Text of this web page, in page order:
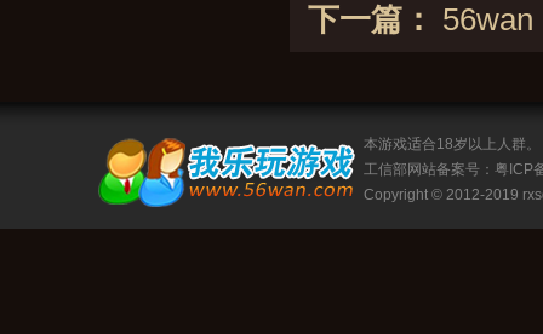
下一篇：
本游戏适合18岁以上人群。
工信部网站备案号： 粤ICP
Copyright © 2012-2019